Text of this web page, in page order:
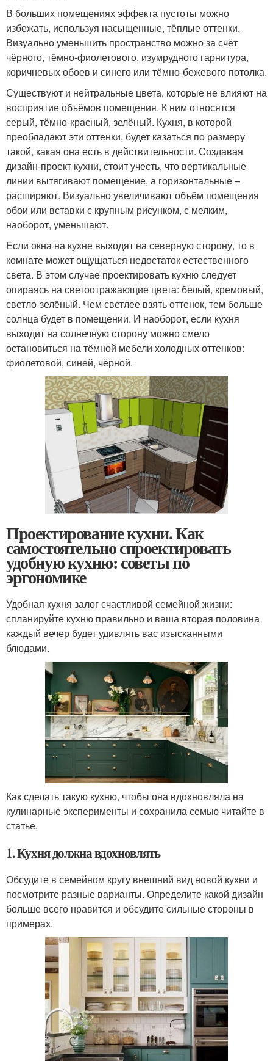
В больших помещениях эффекта пустоты можно
избежать, используя насыщенные, тёплые оттенки.
Визуально уменьшить пространство можно за счёт
чёрного, тёмно-фиолетового, изумрудного гарнитура,
коричневых обоев и синего или тёмно-бежевого потолка.
Существуют и нейтральные цвета, которые не влияют на
восприятие объёмов помещения. К ним относятся
серый, тёмно-красный, зелёный. Кухня, в которой
преобладают эти оттенки, будет казаться по размеру
такой, какая она есть в действительности. Создавая
дизайн-проект кухни, стоит учесть, что вертикальные
линии вытягивают помещение, а горизонтальные –
расширяют. Визуально увеличивают объём помещения
обои или вставки с крупным рисунком, с мелким,
наоборот, уменьшают.
Если окна на кухне выходят на северную сторону, то в
комнате может ощущаться недостаток естественного
света. В этом случае проектировать кухню следует
опираясь на светоотражающие цвета: белый, кремовый,
светло-зелёный. Чем светлее взять оттенок, тем больше
солнца будет в помещении. И наоборот, если кухня
выходит на солнечную сторону можно смело
остановиться на тёмной мебели холодных оттенков:
фиолетовой, синей, чёрной.
Проектирование кухни. Как
самостоятельно спроектировать
удобную кухню: советы по
эргономике
Удобная кухня залог счастливой семейной жизни:
спланируйте кухню правильно и ваша вторая половина
каждый вечер будет удивлять вас изысканными
блюдами.
Как сделать такую кухню, чтобы она вдохновляла на
кулинарные эксперименты и сохранила семью читайте в
статье.
1. Кухня должна вдохновлять
Обсудите в семейном кругу внешний вид новой кухни и
посмотрите разные варианты. Определите какой дизайн
больше всего нравится и обсудите сильные стороны в
примерах.